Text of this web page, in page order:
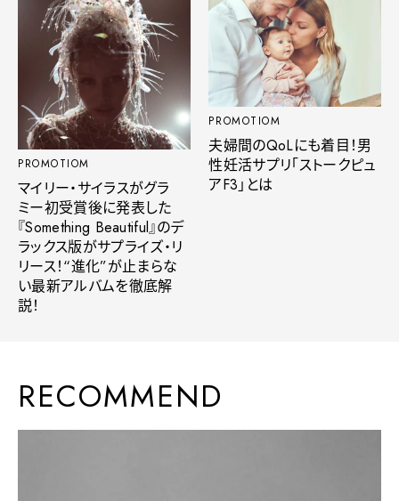
PROMOTIOM
マイリー・サイラスがグラ
ミー初受賞後に発表した
『Something Beautiful』のデ
ラックス版がサプライズ・リ
リース！“進化”が止まらな
い最新アルバムを徹底解
説！
PROMOTIOM
夫婦間のQoLにも着目！男
性妊活サプリ「ストークピュ
アF3」とは
RECOMMEND